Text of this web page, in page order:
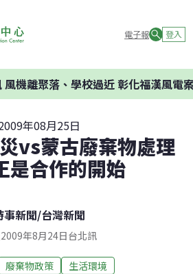
電子報 登入
機離聚落、學校過近 彰化福漢風電案
年08月25日
vs蒙古廢棄物處理
是合作的開始
事新聞/台灣新聞
年8月24日台北訊
廢棄物政策 生活環境